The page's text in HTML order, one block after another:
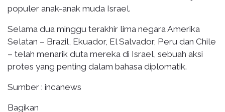
populer anak-anak muda Israel.
Selama dua minggu terakhir lima negara Amerika
Selatan – Brazil, Ekuador, El Salvador, Peru dan Chile
– telah menarik duta mereka di Israel, sebuah aksi
protes yang penting dalam bahasa diplomatik.
Sumber : incanews
Bagikan